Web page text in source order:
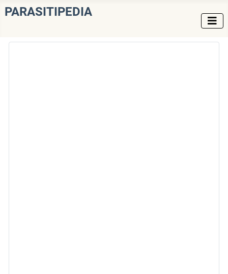
PARASITIPEDIA